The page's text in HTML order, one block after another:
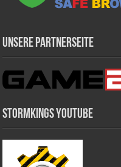
Unsere Partnerseite
Stormkings Youtube